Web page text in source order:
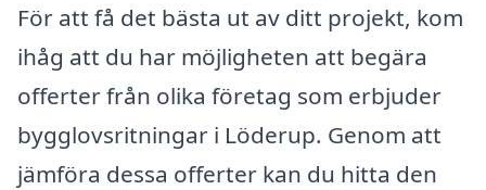
För att få det bästa ut av ditt projekt, kom
ihåg att du har möjligheten att begära
offerter från olika företag som erbjuder
bygglovsritningar i Löderup. Genom att
jämföra dessa offerter kan du hitta den